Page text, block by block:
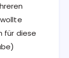
für diese